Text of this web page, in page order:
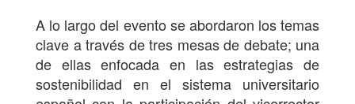
A lo largo del evento se abordaron los temas
clave a través de tres mesas de debate; una
de ellas enfocada en las estrategias de
sostenibilidad en el sistema universitario